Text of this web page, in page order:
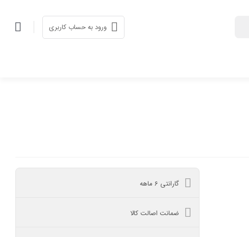
ورود به حساب کاربری
گارانتی 6 ماهه
ضمانت اصالت کالا